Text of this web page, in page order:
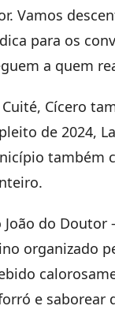
Vamos
para os
a quem
Cuité, Cícero
de 2024,
também
João do
organizado
e saborear